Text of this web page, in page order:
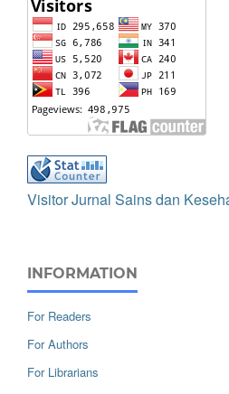
Visitor Jurnal Sains dan
INFORMATION
For Readers
For Authors
For Librarians